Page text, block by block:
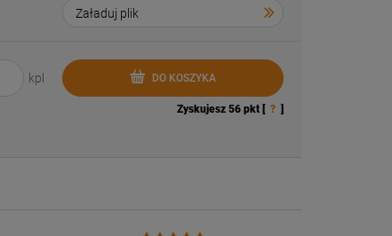
kpl DO KOSZYKA
Zyskujesz 56pkt [ ? ]